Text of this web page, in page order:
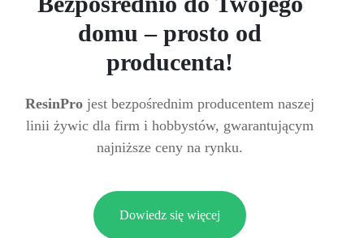
domu – prosto od
producenta!
ResinPro jest bezpośrednim producentem naszej
linii żywic dla firm i hobbystów, gwarantującym
najniższe ceny na rynku.
Dowiedz się więcej